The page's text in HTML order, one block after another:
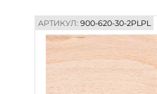
Контакты
АРТИКУЛ:900-620-30-2PLPL